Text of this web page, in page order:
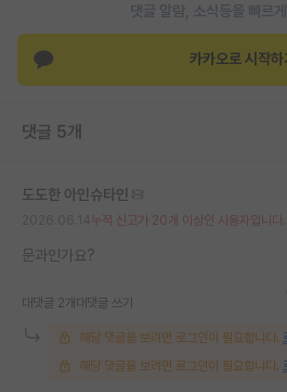
댓글 알람, 소식등을 빠르
카카오로 시작하
댓글 5개
도도한 아인슈타인
누적 신고가 20개 이상인 사용자입니다.
문과인가요?
대댓글 2개 대댓글 쓰기
해당 댓글을 보려면 로그인이 필요합니다.
해당 댓글을 보려면 로그인이 필요합니다.